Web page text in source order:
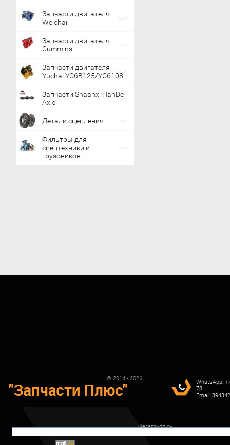
Запчасти двигателя
Weichai
Запчасти двигателя
Cummins
Запчасти двигателя
Yuchai YC6B125/YC6108
Запчасти Shaanxi HanDe
Axle
Детали сцепления
Фильтры для
спецтехники и
грузовиков.
© 2014 - 2026
Мегагрупп.ру
WhatsApp:
78
Email: